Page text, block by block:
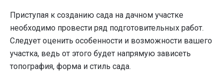
Приступая к созданию сада на дачном участке
необходимо провести ряд подготовительных работ.
Следует оценить особенности и возможности вашего
участка, ведь от этого будет напрямую зависеть
топография, форма и стиль сада.